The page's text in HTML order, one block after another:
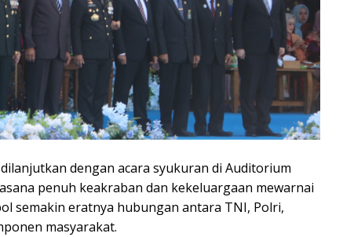
dengan acara syukuran di Auditorium
penuh keakraban dan kekeluargaan mewarnai
semakin eratnya hubungan antara TNI, Polri,
masyarakat.